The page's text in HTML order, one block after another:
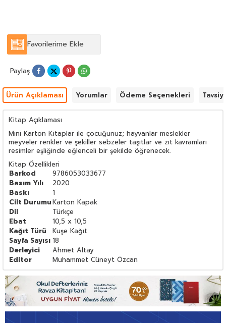
Favorilerime Ekle
Paylaş
Ürün Açıklaması Yorumlar Ödeme Seçenekleri
Kitap Açıklaması
Mini Karton Kitaplar ile çocuğunuz; hayvanlar meslekler
meyveler renkler ve şekiller sebzeler taşıtlar ve zıt kavramları
resimler eşliğinde eğlenceli bir şekilde öğrenecek.
Kitap Özellikleri
Barkod
9786053033677
Basım Yılı
2020
Baskı
1
Cilt DurumuKarton Kapak
Dil
Türkçe
Ebat
10,5 x 10,5
Kağıt Türü
Kuşe Kağıt
Sayfa Sayısı 18
Derleyici
Ahmet Altay
Editor
Muhammet Cüneyt Özcan